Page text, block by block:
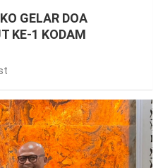
GELAR DOA
KE-1 KODAM